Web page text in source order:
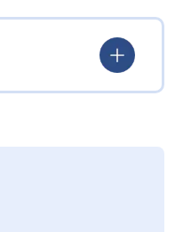
た、大学入試まで
分から質問をする
概念を網羅。中級
して、大学入試
持続させつつ、楽
を学ぶ。
ログラミング能
共通テスト「情
個別最適化された
い。また、2025年
的スキルを養成で
不要とされている